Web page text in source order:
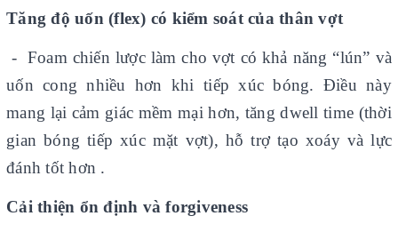
Tăng độ uốn (flex) có kiểm soát của thân vợt
- Foam chiến lược làm cho vợt có khả năng “lún” và
uốn cong nhiều hơn khi tiếp xúc bóng. Điều này
mang lại cảm giác mềm mại hơn, tăng dwell time (thời
gian bóng tiếp xúc mặt vợt), hỗ trợ tạo xoáy và lực
đánh tốt hơn .
Cải thiện ổn định và forgiveness